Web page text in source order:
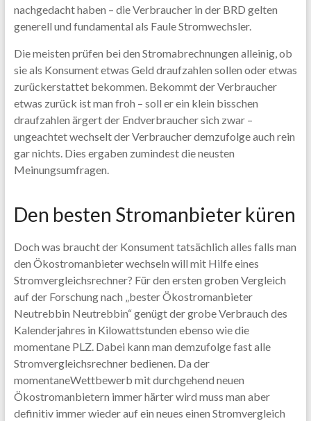
nachgedacht haben – die Verbraucher in der BRD gelten
generell und fundamental als Faule Stromwechsler.
Die meisten prüfen bei den Stromabrechnungen alleinig, ob
sie als Konsument etwas Geld draufzahlen sollen oder etwas
zurückerstattet bekommen. Bekommt der Verbraucher
etwas zurück ist man froh – soll er ein klein bisschen
draufzahlen ärgert der Endverbraucher sich zwar –
ungeachtet wechselt der Verbraucher demzufolge auch rein
gar nichts. Dies ergaben zumindest die neusten
Meinungsumfragen.
Den besten Stromanbieter küren
Doch was braucht der Konsument tatsächlich alles falls man
den Ökostromanbieter wechseln will mit Hilfe eines
Stromvergleichsrechner? Für den ersten groben Vergleich
auf der Forschung nach „bester Ökostromanbieter
Neutrebbin Neutrebbin“ genügt der grobe Verbrauch des
Kalenderjahres in Kilowattstunden ebenso wie die
momentane PLZ. Dabei kann man demzufolge fast alle
Stromvergleichsrechner bedienen. Da der
momentaneWettbewerb mit durchgehend neuen
Ökostromanbietern immer härter wird muss man aber
definitiv immer wieder auf ein neues einen Stromvergleich